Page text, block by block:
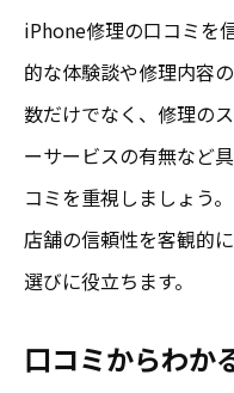
iPhone修理の口コミを
的な体験談や修理内容
数だけでなく、修理の
ーサービスの有無など
コミを重視しましょう
店舗の信頼性を客観的
選びに役立ちます。
口コミからわか